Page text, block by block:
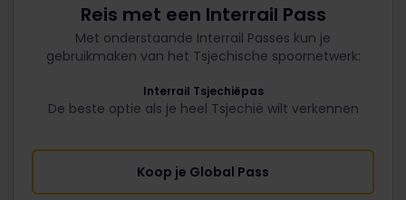
Reis met een Interrail Pass
Met onderstaande Interrail Passes kun je
gebruikmaken van het Tsjechische spoornetwerk:
Interrail Tsjechiëpas
De beste optie als je heel Tsjechië wilt verkennen
Koop je Global Pass